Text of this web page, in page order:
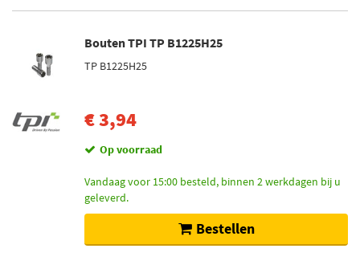
Bouten TPI TP B1225H25
TP B1225H25
€ 3,94
Op voorraad
Vandaag voor 15:00 besteld, binnen 2 werkdagen bij u
geleverd.
Bestellen